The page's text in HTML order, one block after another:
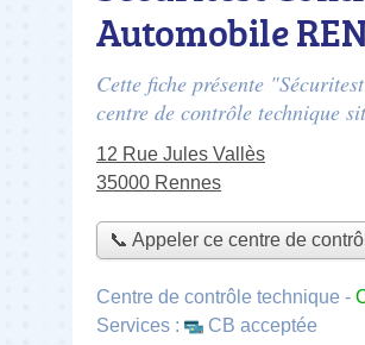
Automobile
Cette fiche présente
centre de contrôle technique
12 Rue Jules Vallès
35000 Rennes
📞 Appeler ce centre de
Centre de contrôle technique -
Services :
CB acceptée